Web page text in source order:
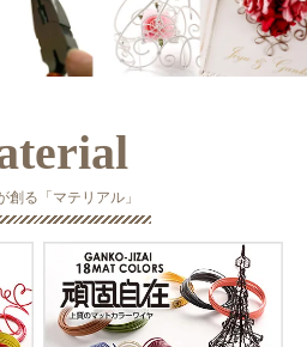
創る「マテリアル」